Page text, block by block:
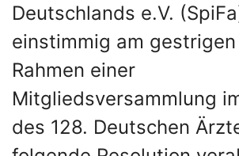
Deutschlands e.V.
einstimmig am gestrigen
Rahmen einer
Mitgliedsversammlung
des 128. Deutschen